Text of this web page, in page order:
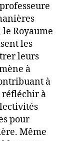
le Royaume
les
leurs
à
à
réfléchir à
pour
Même